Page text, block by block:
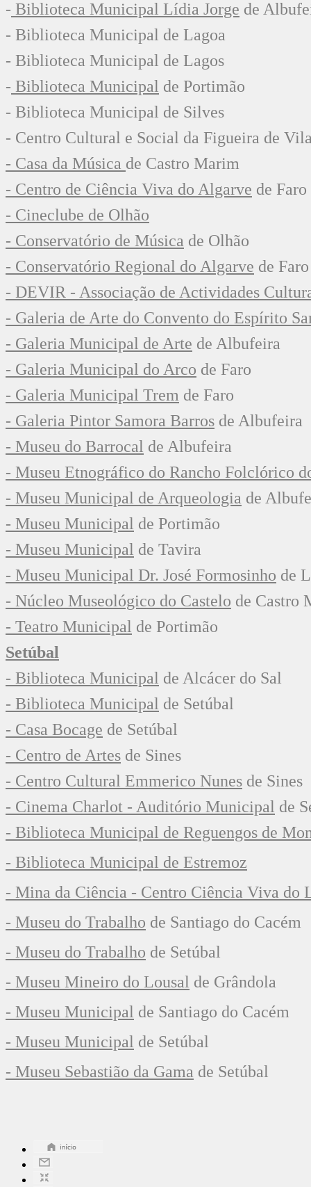
- Biblioteca Municipal Lídia Jorge de
- Biblioteca Municipal de Lagoa
- Biblioteca Municipal de Lagos
- Biblioteca Municipal de Portimão
- Biblioteca Municipal de Silves
- Centro Cultural e Social da Figueira de
- Casa da Música de Castro Marim
- Centro de Ciência Viva do Algarve de Faro
- Cineclube de Olhão
- Conservatório de Música de Olhão
- Conservatório Regional do Algarve de
- DEVIR - Associação de Actividades
- Galeria de Arte do Convento do Espírito
- Galeria Municipal de Arte de Albufeira
- Galeria Municipal do Arco de Faro
- Galeria Municipal Trem de Faro
- Galeria Pintor Samora Barros de Albufeira
- Museu do Barrocal de Albufeira
- Museu Etnográfico do Rancho Folclórico
- Museu Municipal de Arqueologia de
- Museu Municipal de Portimão
- Museu Municipal de Tavira
- Museu Municipal Dr. José Formosinho de
- Núcleo Museológico do Castelo de Castro
- Teatro Municipal de Portimão
Setúbal
- Biblioteca Municipal de Alcácer do Sal
- Biblioteca Municipal de Setúbal
- Casa Bocage de Setúbal
- Centro de Artes de Sines
- Centro Cultural Emmerico Nunes de Sines
- Cinema Charlot - Auditório Municipal de
- Biblioteca Municipal de Reguengos de
- Biblioteca Municipal de Estremoz
- Mina da Ciência - Centro Ciência Viva do
- Museu do Trabalho de Santiago do Cacém
- Museu do Trabalho de Setúbal
- Museu Mineiro do Lousal de Grândola
- Museu Municipal de Santiago do Cacém
- Museu Municipal de Setúbal
- Museu Sebastião da Gama de Setúbal